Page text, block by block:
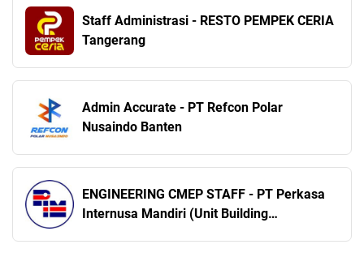
Staff Administrasi - RESTO PEMPEK CERIA
Tangerang
Admin Accurate - PT Refcon Polar
Nusaindo Banten
ENGINEERING CMEP STAFF - PT Perkasa
Internusa Mandiri (Unit Building